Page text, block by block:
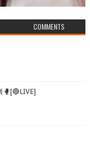
COMMENTS
🥊[🔴LIVE]